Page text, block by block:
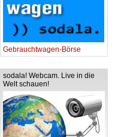
Gebrauchtwagen-Börse
sodala! Webcam. Live in die
Welt schauen!